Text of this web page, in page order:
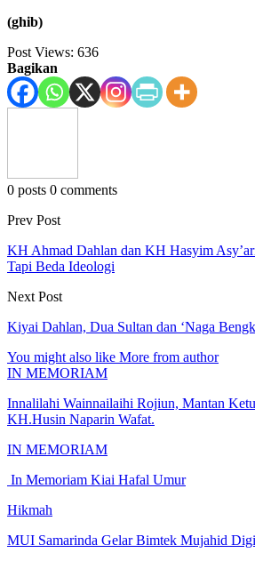
(ghib)
Post Views: 636
Bagikan
0 posts 0 comments
Prev Post
KH Ahmad Dahlan dan KH Hasyim
Tapi Beda Ideologi
Next Post
Kiyai Dahlan, Dua Sultan dan ‘Naga
You might also like More from author
IN MEMORIAM
Innalilahi Wainnailaihi Rojiun, Mantan
KH.Husin Naparin Wafat.
IN MEMORIAM
In Memoriam Kiai Hafal Umur
Hikmah
MUI Samarinda Gelar Bimtek Mujahid